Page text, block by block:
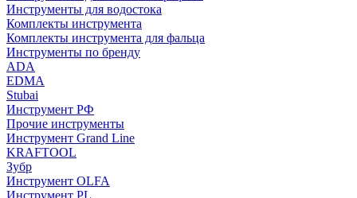
Инструменты для водостока
Комплекты инструмента
Комплекты инструмента для фальца
Инструменты по бренду
ADA
EDMA
Stubai
Инструмент РФ
Прочие инструменты
Инструмент Grand Line
KRAFTOOL
Зубр
Инструмент OLFA
Инструмент PL